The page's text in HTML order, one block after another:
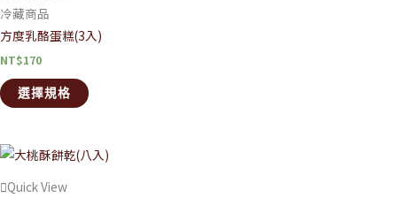
冷藏商品
方度乳酪蛋糕(3入)
NT$170
選擇規格
Quick View